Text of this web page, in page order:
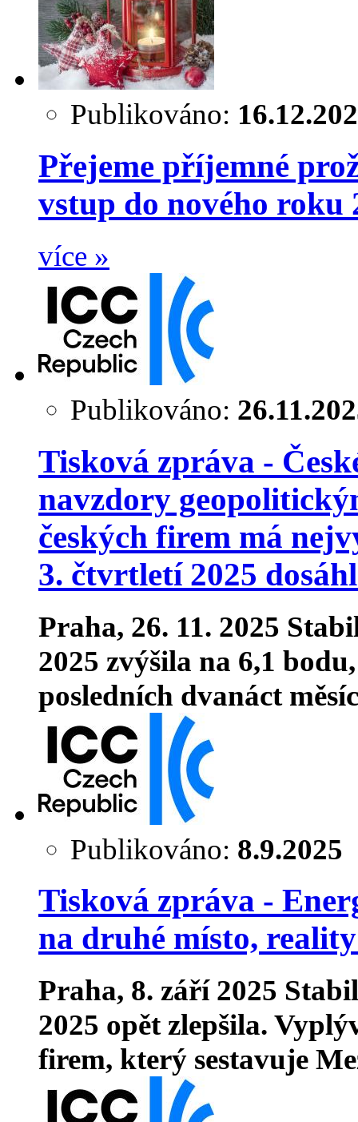
Publikováno:
Přejeme příjemné
vstup do nového roku
více »
Publikováno:
Tisková zpráva -
navzdory
českých firem má
3. čtvrtletí 2025
Praha, 26. 11. 2025
2025 zvýšila na 6,1
posledních dvanáct
Publikováno: 8.9.2025
Tisková zpráva -
na druhé místo,
Praha, 8. září 2025
2025 opět zlepšila.
firem, který sestavuje